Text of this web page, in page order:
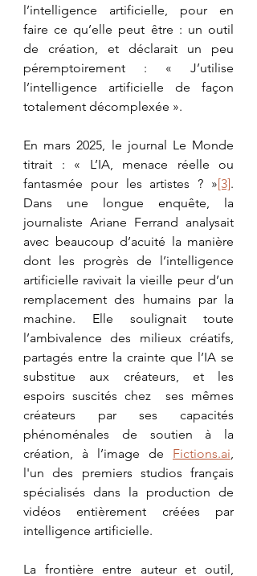
l’intelligence artificielle, pour en
faire ce qu’elle peut être : un outil
de création, et déclarait un peu
péremptoirement : « J’utilise
l’intelligence artificielle de façon
totalement décomplexée ».
En mars 2025, le journal Le Monde
titrait : « L’IA, menace réelle ou
fantasmée pour les artistes ? »[3].
Dans une longue enquête, la
journaliste Ariane Ferrand analysait
avec beaucoup d’acuité la manière
dont les progrès de l’intelligence
artificielle ravivait la vieille peur d’un
remplacement des humains par la
machine. Elle soulignait toute
l’ambivalence des milieux créatifs,
partagés entre la crainte que l’IA se
substitue aux créateurs, et les
espoirs suscités chez  ses mêmes
créateurs par ses capacités
phénoménales de soutien à la
création, à l’image de Fictions.ai,
l'un des premiers studios français
spécialisés dans la production de
vidéos entièrement créées par
intelligence artificielle.
La frontière entre auteur et outil,